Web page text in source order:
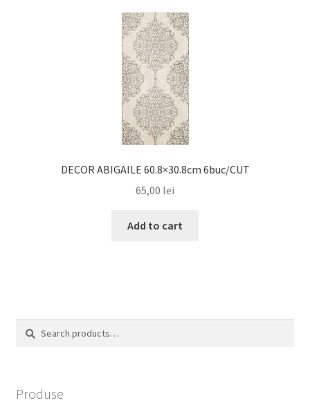
DECOR ABIGAILE 60.8×30.8cm 6buc/CUT
65,00 lei
Add to cart
Search
Search
Produse